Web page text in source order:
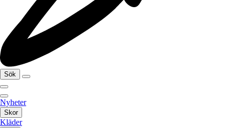
Sök
Nyheter
Skor
Kläder